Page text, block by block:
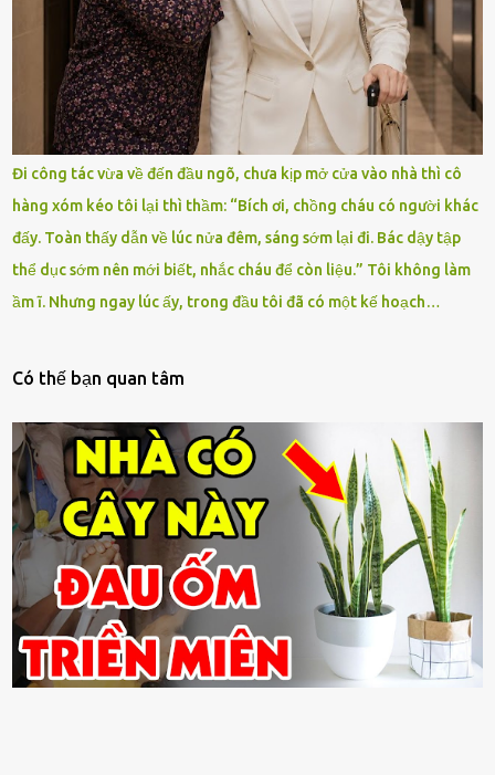
Đi công tác vừa về đến đầu ngõ, chưa kịp mở cửa vào nhà thì cô
hàng xóm kéo tôi lại thì thầm: “Bích ơi, chồng cháu có người khác
đấy. Toàn thấy dẫn về lúc nửa đêm, sáng sớm lại đi. Bác dậy tập
thể dục sớm nên mới biết, nhắc cháu để còn liệu.” Tôi không làm
ầm ĩ. Nhưng ngay lúc ấy, trong đầu tôi đã có một kế hoạch…
Có thế bạn quan tâm